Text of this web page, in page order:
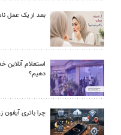
بعد از یک عمل
استعلام آنلاین
دهیم؟
چرا باتری آیفون زود